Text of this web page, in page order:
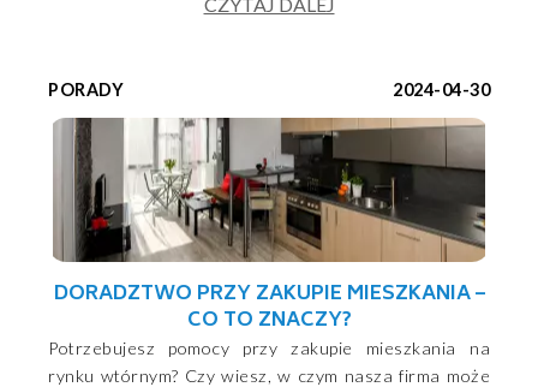
PORADY 2024-04-30
DORADZTWO PRZY ZAKUPIE MIESZKANIA –
CO TO ZNACZY?
Potrzebujesz pomocy przy zakupie mieszkania na
rynku wtórnym? Czy wiesz, w czym nasza firma może